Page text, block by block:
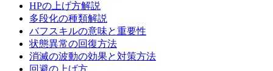
HPの上げ方解説
多段化の種類解説
バフスキルの意味と重要性
状態異常の回復方法
消滅の波動の効果と対策方法
回避の上げ方